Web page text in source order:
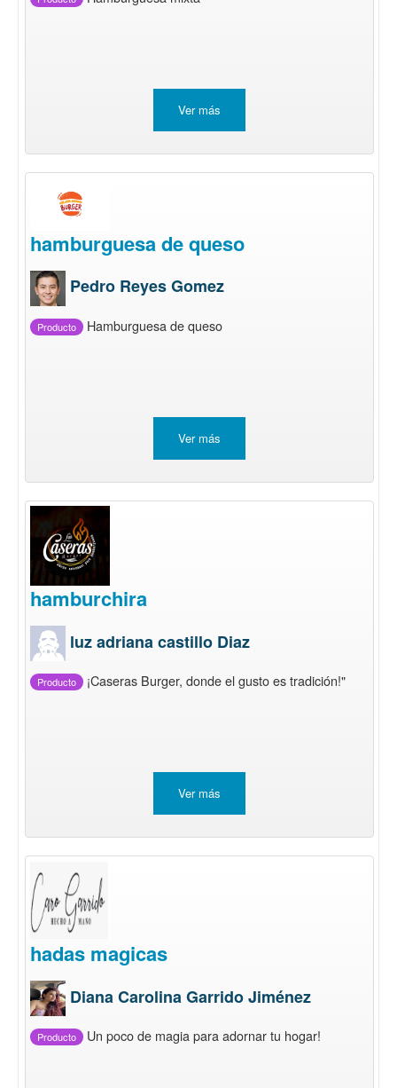
Ver más
hamburguesa de queso
Pedro Reyes Gomez
Producto Hamburguesa de queso
Ver más
hamburchira
luz adriana castillo Diaz
Producto ¡Caseras Burger, donde el gusto es tradición!"
Ver más
hadas magicas
Diana Carolina Garrido Jiménez
Producto Un poco de magia para adornar tu hogar!